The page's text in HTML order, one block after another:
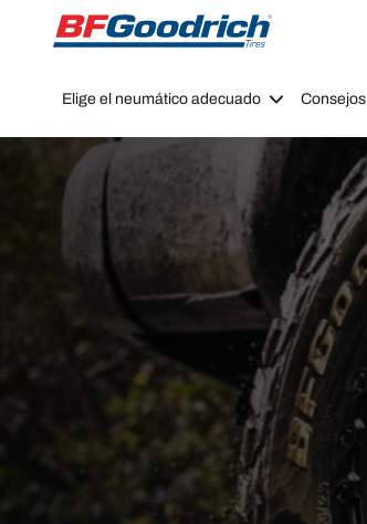
Go to page content
Go to page navigation
Elige el neumático adecuado Consejos